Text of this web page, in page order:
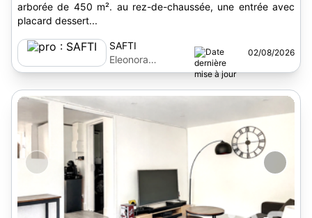
arborée de 450 m². au rez-de-chaussée, une entrée avec
placard dessert...
SAFTI
Eleonora
Cernovod
02/08/2026